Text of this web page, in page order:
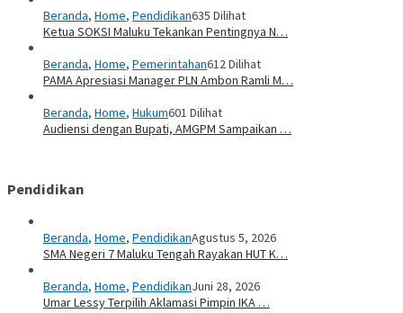
Beranda, Home, Pendidikan635 Dilihat
Ketua SOKSI Maluku Tekankan Pentingnya N…
Beranda, Home, Pemerintahan612 Dilihat
PAMA Apresiasi Manager PLN Ambon Ramli M…
Beranda, Home, Hukum601 Dilihat
Audiensi dengan Bupati, AMGPM Sampaikan …
Pendidikan
Beranda, Home, PendidikanAgustus 5, 2026
SMA Negeri 7 Maluku Tengah Rayakan HUT K…
Beranda, Home, PendidikanJuni 28, 2026
Umar Lessy Terpilih Aklamasi Pimpin IKA …